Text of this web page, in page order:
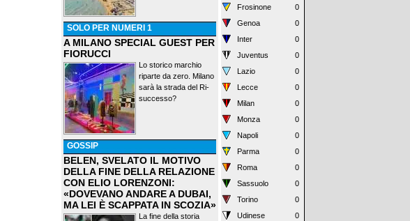
SOLO PER NUMERI 1
A MILANO SPECIAL GUEST PER
FIORUCCI
Lo storico marchio
riparte da zero. Milano
sarà la strada del Ri-
successo?
GOSSIP
BELEN, SVELATO IL MOTIVO
DELLA FINE DELLA RELAZIONE
CON ELIO LORENZONI:
«DOVEVANO ANDARE A DUBAI,
MA LEI È SCAPPATA IN SCOZIA»
La fine della storia
Frosinone
0
Genoa
0
Inter
0
Juventus
0
Lazio
0
Lecce
0
Milan
0
Monza
0
Napoli
0
Parma
0
Roma
0
Sassuolo
0
Torino
0
Udinese
0